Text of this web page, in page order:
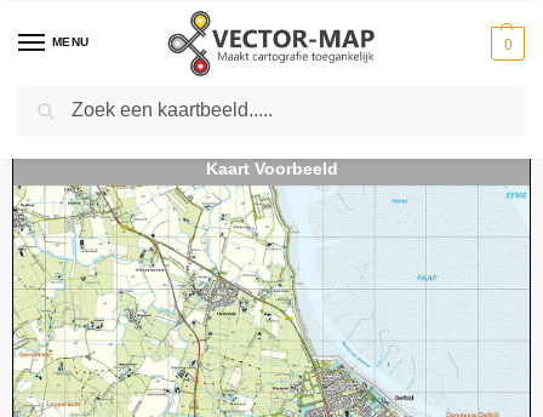
MENU 0
Home Kaarten - Topografische kaarten